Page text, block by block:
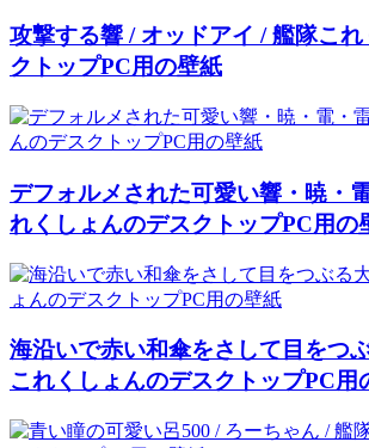
攻撃する響 / オッドアイ / 艦隊こ
クトップPC用の壁紙
デフォルメされた可愛い響・暁・
れくしょんのデスクトップPC用の
海沿いで赤い和傘をさして目をつ
これくしょんのデスクトップPC用